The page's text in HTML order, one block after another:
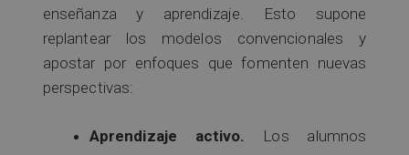
enseñanza y aprendizaje. Esto supone
replantear los modelos convencionales y
apostar por enfoques que fomenten nuevas
perspectivas:
Aprendizaje activo.
Los alumnos